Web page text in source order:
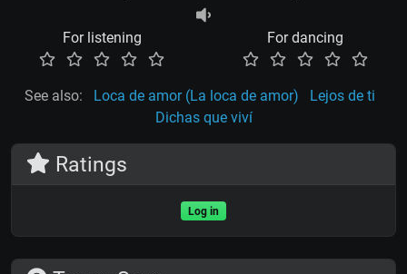
For listening For dancing
See also: Loca de amor (La loca de amor)
Lejos de ti
Dichas que viví
Ratings
Log in